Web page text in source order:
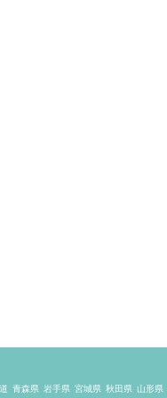
青森県 岩手県 宮城県 秋田県 山形県